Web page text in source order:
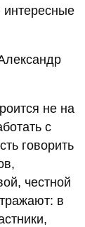
не на
с
говорить
честной
в